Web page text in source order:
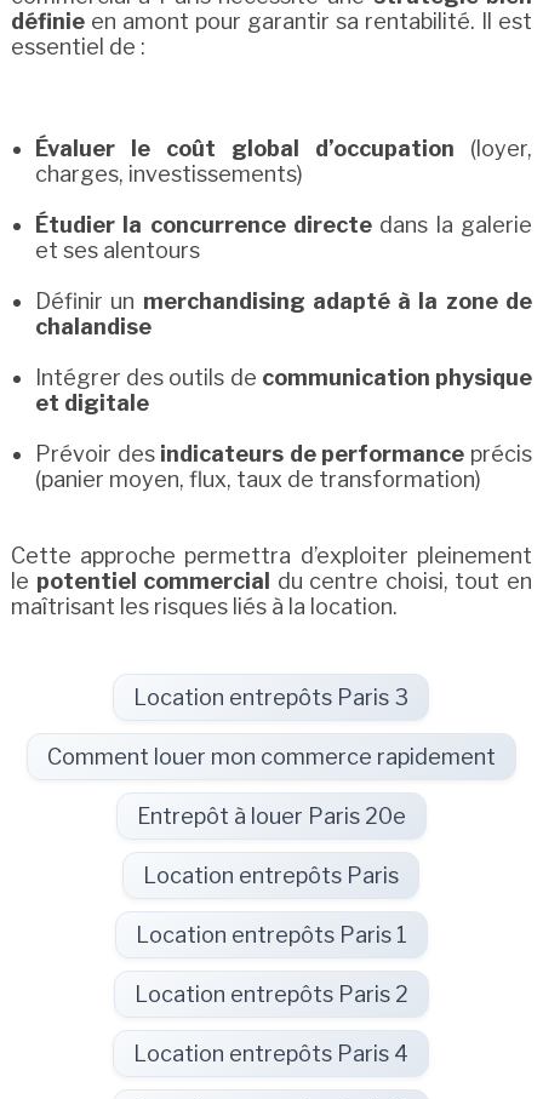
définieen amont pour garantir sa rentabilité. Il est
essentiel de :
Évaluer le coût global d’occupation (loyer,
charges, investissements)
Étudier la concurrence directe dans la galerie
et ses alentours
Définir un merchandising adapté à la zone de
chalandise
Intégrer des outils de communication physique
et digitale
Prévoir des indicateurs de performance précis
(panier moyen, flux, taux de transformation)
Cette approche permettra d’exploiter pleinement
le potentiel commercial
du centre choisi, tout en
maîtrisant les risques liés à la location.
Location entrepôts Paris 3
Comment louer mon commerce rapidement
Entrepôt à louer Paris 20e
Location entrepôts Paris
Location entrepôts Paris 1
Location entrepôts Paris 2
Location entrepôts Paris 4